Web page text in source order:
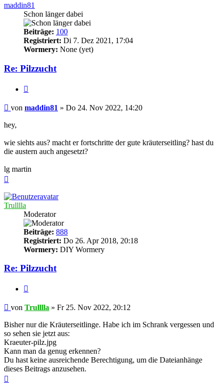
maddin81
Schon länger dabei
Beiträge: 100
Registriert: Di 7. Dez 2021, 17:04
Wormery: None (yet)
Re: Pilzzucht
Beitrag
von maddin81 » Do 24. Nov 2022, 14:20
hey,
wie siehts aus? macht er fortschritte der gute kräuterseitling? hast du
die austern auch angesetzt?
lg martin
Trulllla
Moderator
Beiträge: 888
Registriert: Do 26. Apr 2018, 20:18
Wormery: DIY Wormery
Re: Pilzzucht
Beitrag
von Trulllla » Fr 25. Nov 2022, 20:12
Bisher nur die Kräuterseitlinge. Habe ich im Schrank vergessen und
so sehen sie jetzt aus:
Kraeuter-pilz.jpg
Kann man da genug erkennen?
Du hast keine ausreichende Berechtigung, um die Dateianhänge
dieses Beitrags anzusehen.